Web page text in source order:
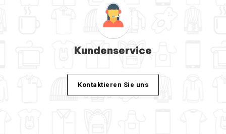
Kundenservice
Kontaktieren Sie uns